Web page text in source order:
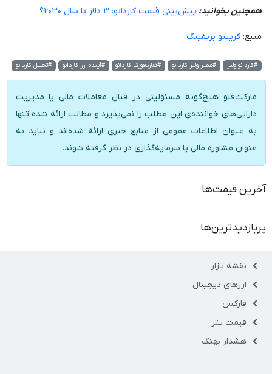
همچنین بخوانید: پیش‌بینی قیمت کاردانو: ۳ دلار تا سال ۲۰۳۰؟
منبع:کریپتو بریفینگ
#کاردانو ولتر #عصر ولتر کاردانو #هاردفورک کاردانو #آینده ارز کاردانو #تحلیل کاردانو
مارکت‌فلو هیچ‌گونه مسئولیتی در قبال معاملات مالی یا مدیریت
دارایی‌های خواننده‌ی این مطلب را نمی‌پذیرد و مطالب ارائه شده تنها
به عنوان اطلاعات عمومی از منابع خبری ارائه شده‌اند و نباید به
عنوان مشاوره مالی یا سرمایه‌گذاری در نظر گرفته شوند.
آخرین قیمت‌ها
پربازدیدترین‌ها
نقشه بازار
ارزهای دیجیتال
فارکس
قیمت تتر
هشدار نهنگ